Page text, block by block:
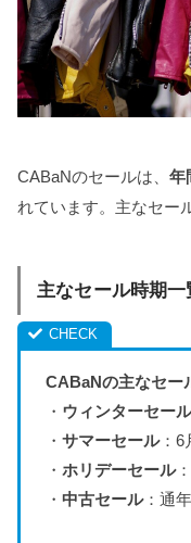
CABaNのセールは、 年
れています。主なセー
主なセール時期一
CABaNの主なセー
・ ウィンターセール
・ サマーセール：6
・ ホリデーセール
・ 中古セール：通